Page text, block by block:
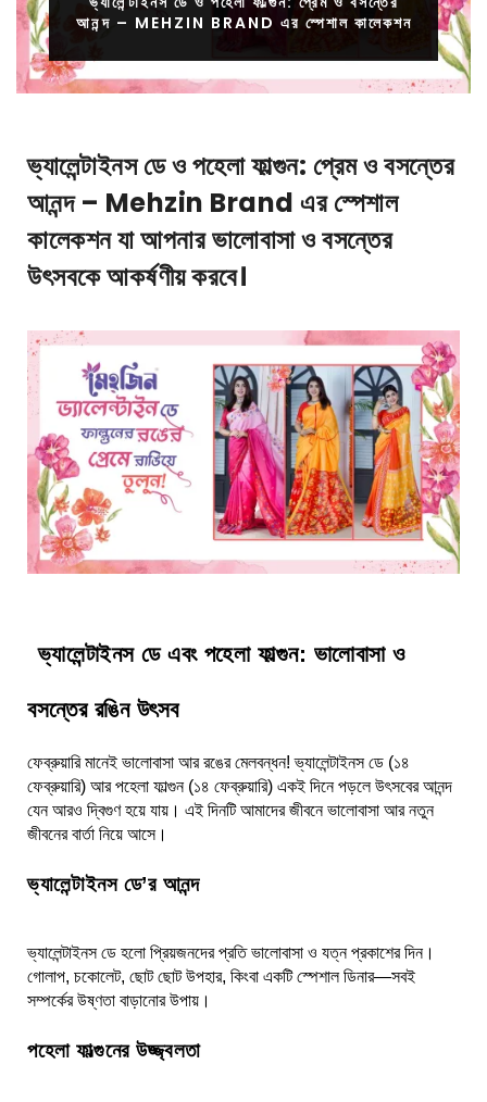
আনন্দ – MEHZIN BRAND এর স্পেশাল কালেকশন
ভ্যালেন্টাইনস ডে ও পহেলা ফাল্গুন: প্রেম ও বসন্তের
আনন্দ – Mehzin Brand এর স্পেশাল
কালেকশন যা আপনার ভালোবাসা ও বসন্তের
উৎসবকে আকর্ষণীয় করবে।
ভ্যালেন্টাইনস ডে এবং পহেলা ফাল্গুন: ভালোবাসা ও
বসন্তের রঙিন উৎসব
ফেব্রুয়ারি মানেই ভালোবাসা আর রঙের মেলবন্ধন! ভ্যালেন্টাইনস ডে (১৪
ফেব্রুয়ারি) আর পহেলা ফাল্গুন (১৪ ফেব্রুয়ারি) একই দিনে পড়লে উৎসবের আনন্দ
যেন আরও দ্বিগুণ হয়ে যায়। এই দিনটি আমাদের জীবনে ভালোবাসা আর নতুন
জীবনের বার্তা নিয়ে আসে।
ভ্যালেন্টাইনস ডে’র আনন্দ
ভ্যালেন্টাইনস ডে হলো প্রিয়জনদের প্রতি ভালোবাসা ও যত্ন প্রকাশের দিন।
গোলাপ, চকোলেট, ছোট ছোট উপহার, কিংবা একটি স্পেশাল ডিনার—সবই
সম্পর্কের উষ্ণতা বাড়ানোর উপায়।
পহেলা ফাল্গুনের উজ্জ্বলতা